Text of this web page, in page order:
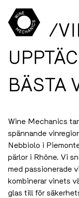
/
BÄSTA
Wine Mechanics
mest spännande
mäktiga Nebbiolo i
och kryddiga pärlor
plats, möten med
upplevelser som
smaker kultur och